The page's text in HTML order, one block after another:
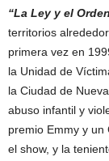
“La Ley y el
territorios
primera vez en
la Unidad de
la Ciudad de
abuso infantil y
premio Emmy y
el show, y ​​la